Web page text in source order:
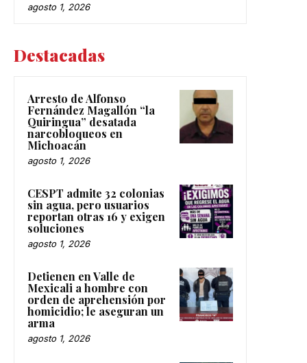
agosto 1, 2026
Destacadas
Arresto de Alfonso
Fernández Magallón “la
Quiringua” desatada
narcobloqueos en
Michoacán
agosto 1, 2026
CESPT admite 32 colonias
sin agua, pero usuarios
reportan otras 16 y exigen
soluciones
agosto 1, 2026
Detienen en Valle de
Mexicali a hombre con
orden de aprehensión por
homicidio; le aseguran un
arma
agosto 1, 2026